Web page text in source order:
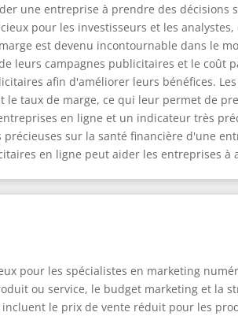
une entreprise à prendre des décisions
pour les investisseurs et les
est devenu incontournable dans le
leurs campagnes publicitaires et le coût
afin d'améliorer leurs bénéfices.
taux de marge, ce qui leur permet de
en ligne et un indicateur très
sur la santé financière d'une
en ligne peut aider les entreprises
pour les spécialistes en marketing
ou service, le budget marketing et la
le prix de vente réduit pour les